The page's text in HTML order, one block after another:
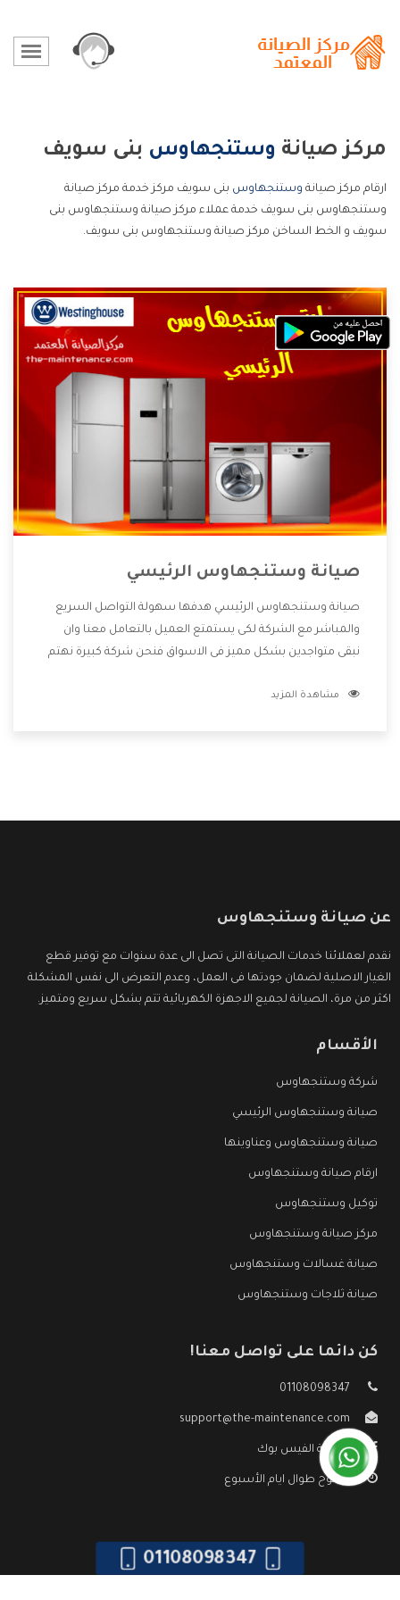
مركز صيانة وستنجهاوس بنى سويف
ارقام مركز صيانة وستنجهاوس بنى سويف مركز خدمة مركز صيانة
وستنجهاوس بنى سويف خدمة عملاء مركز صيانة وستنجهاوس بنى
سويف و الخط الساخن مركز صيانة وستنجهاوس بنى سويف.
صيانة وستنجهاوس الرئيسي
صيانة وستنجهاوس الرئيسي هدفها سهولة التواصل السريع
والمباشر مع الشركة لكى يستمتع العميل بالتعامل معنا وان
نبقى متواجدين بشكل مميز فى الاسواق فنحن شركة كبيرة نهتم
الشركة بها والتى تكون منها خدمة الصيانة التى تكون من أهم
مشاهدة المزيد
عن صيانة وستنجهاوس
نقدم لعملائنا خدمات الصيانة التى تصل الى عدة سنوات مع توفير قطع
الغيار الاصلية لضمان جودتها فى العمل، وعدم التعرض الى نفس المشكلة
اكثر من مرة، الصيانة لجميع الاجهزة الكهربائية تتم بشكل سريع ومتميز.
الأقسام
شركة وستنجهاوس
صيانة وستنجهاوس الرئيسي
صيانة وستنجهاوس وعناوينها
ارقام صيانة وستنجهاوس
توكيل وستنجهاوس
مركز صيانة وستنجهاوس
صيانة غسالات وستنجهاوس
صيانة ثلاجات وستنجهاوس
كن دائما على تواصل معنا!
01108098347
support@the-maintenance.com
صفحة الفيس بوك
مفتوح طوال ايام الأسبوع
01108098347